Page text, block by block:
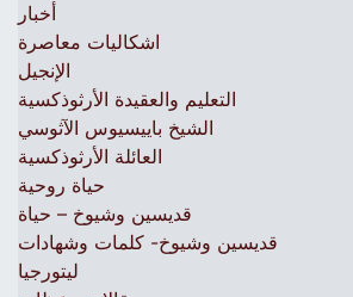
أخبار
اشكاليات معاصرة
الإنجيل
التعليم والعقيدة الأرثوذكسية
الشيخ باييسيوس الآثوسي
العائلة الأرثوذكسية
حياة روحية
قديسين وشيوخ – حياة
قديسين وشيوخ- كلمات وشهادات
ليتورجيا